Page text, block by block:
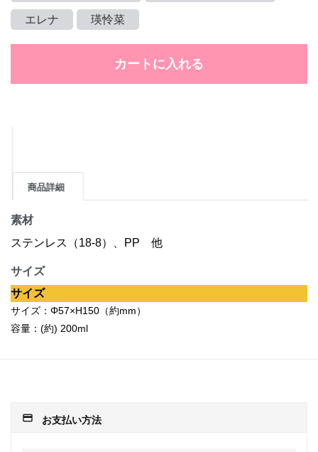
エレナ 瑛怜菜
カートに入れる
商品詳細
素材
ステンレス（18-8）、PP 他
サイズ
サイズ
サイズ：Φ57×H150（約mm）
容量：(約) 200ml
payment お支払い方法